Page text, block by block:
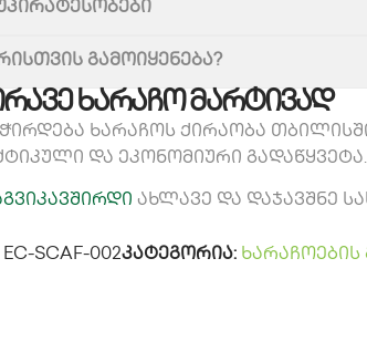
გამოიყენება?
ხარაჩო მარტივად
ხარაჩოს ქირაობა
და ეკონომიური გადაწყვეტა.
ახლავე და დაჯავშნე
EC-SCAF-002კატეგორია: ხარაჩოების